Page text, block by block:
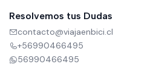
Resolvemos tus Dudas
contacto@viajaenbici.cl
+56990466495
56990466495